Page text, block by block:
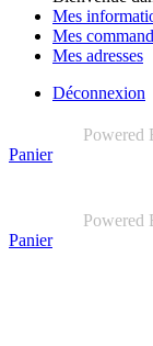
Mes
Mes
Mes adresses
Déconnexion
Powered
Panier
Powered
Panier